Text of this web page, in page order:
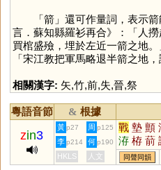
「箭」還可作量詞，表示
言．蘇知縣羅衫再合》：「人
買棺盛殮，埋於左近一箭之地
「宋江教把軍馬略退半箭之地
相關漢字: 矢,竹,前,失,晉,祭
粵語音節 & 根據
zin3
黃 p27 周 p125 戰 墊 顫
洊 栫 葥
李 p214 何 p190
HKLS 人文 同聲同韻